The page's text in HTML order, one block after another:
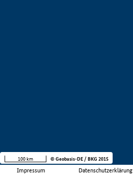
Impressum Datenschutzerklärung
100 km © Geobasis-DE / BKG 2015